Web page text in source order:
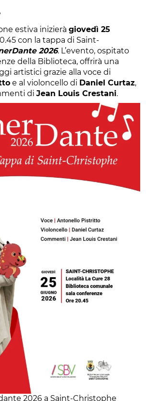
estiva inizierà giovedì 25
con la tappa di Saint-
2026. L’evento, ospitato
della Biblioteca, offrirà una
artistici grazie alla voce di
e al violoncello di Daniel Curtaz,
di Jean Louis Crestani.
2026 a Saint-Christophe